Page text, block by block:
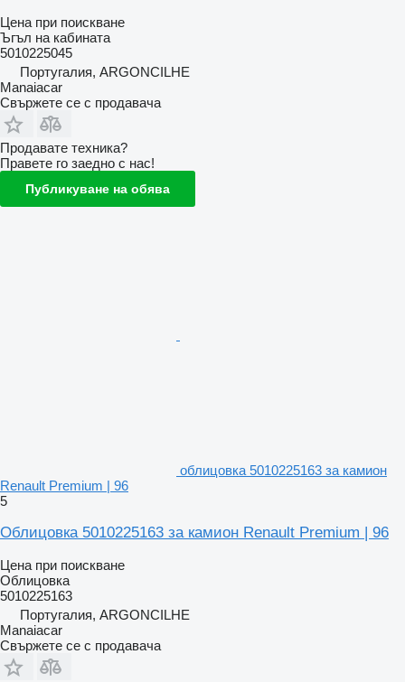
Цена при поискване
Ъгъл на кабината
5010225045
Португалия, ARGONCILHE
Manaiacar
Свържете се с продавача
Продавате техника?
Правете го заедно с нас!
Публикуване на обява
облицовка 5010225163 за камион
Renault Premium | 96
5
Облицовка 5010225163 за камион Renault Premium | 96
Цена при поискване
Облицовка
5010225163
Португалия, ARGONCILHE
Manaiacar
Свържете се с продавача